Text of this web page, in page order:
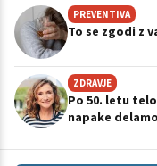
PREVENTIVA
To se zgodi z
ZDRAVJE
Po 50. letu
napake